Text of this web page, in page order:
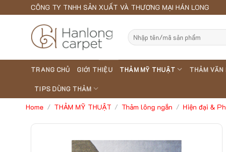
to
CÔNG TY TNHH SẢN XUẤT VÀ THƯƠNG MẠI HÁN LONG
Search
for:
TRANG CHỦ GIỚI THIỆU THẢM MỸ THUẬT THẢM VĂN
TIPS DÙNG THẢM
Home / THẢM MỸ THUẬT / Thảm lông ngắn / Hiện đại &